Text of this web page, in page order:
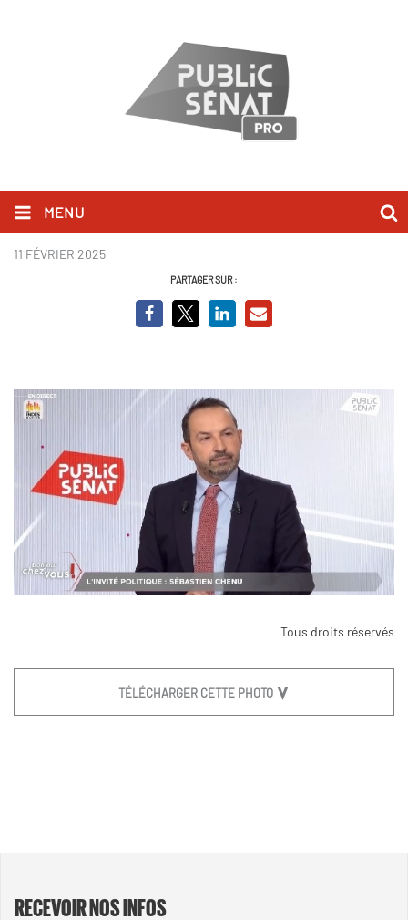
MENU
Sébastien Chenu.jpg
11 FÉVRIER 2025
PARTAGER SUR :
Tous droits réservés
TÉLÉCHARGER CETTE PHOTO
RECEVOIR NOS INFOS